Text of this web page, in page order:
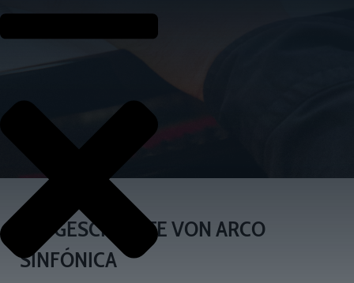
DIE GESCHICHTE VON ARCO
SINFÓNICA